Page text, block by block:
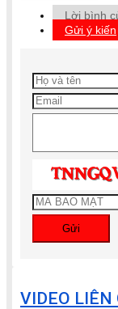
Lời bình
Gửi ý kiến
Gửi
VIDEO LIÊN